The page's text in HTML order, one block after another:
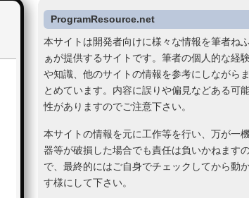
ProgramResource.net
本サイトは開発者向けに様々な情報を筆者ねふ
ぁが提供するサイトです。筆者の個人的な経験
や知識、他のサイトの情報を参考にしながらま
とめています。内容に誤りや偏見などある可
性がありますのでご注意下さい。
本サイトの情報を元に工作等を行い、万が一
器等が破損した場合でも責任は負いかねます
で、最終的にはご自身でチェックしてから動
す様にして下さい。